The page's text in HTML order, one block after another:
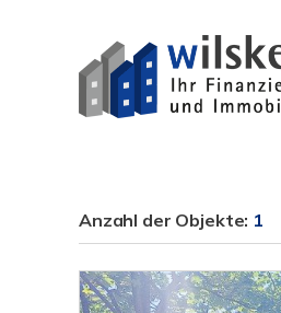
Anzahl der Objekte: 1